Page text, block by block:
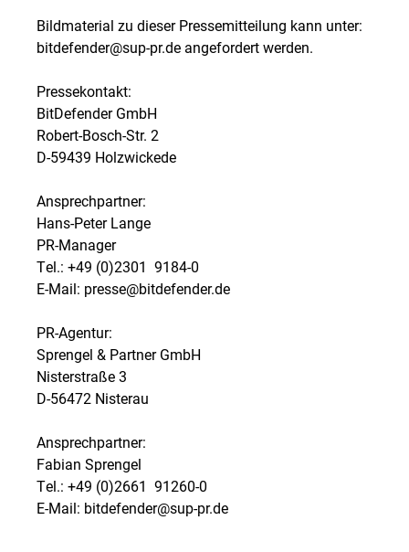
Bildmaterial zu dieser Pressemitteilung kann unter:
bitdefender@sup-pr.de angefordert werden.
Pressekontakt:
BitDefender GmbH
Robert-Bosch-Str. 2
D-59439 Holzwickede
Ansprechpartner:
Hans-Peter Lange
PR-Manager
Tel.: +49 (0)2301  9184-0
E-Mail: presse@bitdefender.de
PR-Agentur:
Sprengel & Partner GmbH
Nisterstraße 3
D-56472 Nisterau
Ansprechpartner:
Fabian Sprengel
Tel.: +49 (0)2661  91260-0
E-Mail: bitdefender@sup-pr.de